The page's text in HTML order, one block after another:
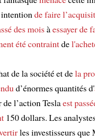
de faire
des moisàessayer de
été contraintde
de la société et dela
d’énormes quantités d'
de l’action Teslaest
150 dollars. Les
les investisseurs que